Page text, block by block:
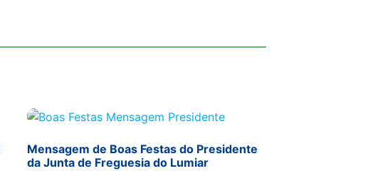
Mensagem de Boas Festas do Presidente
da Junta de Freguesia do Lumiar